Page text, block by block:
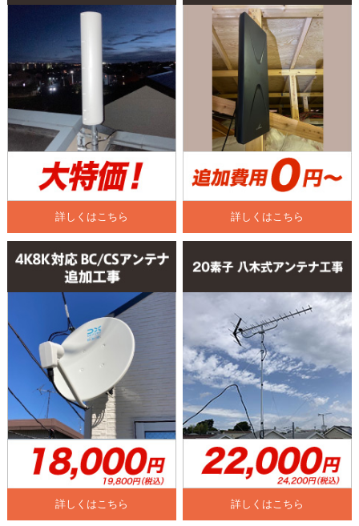
詳しくはこちら 詳しくはこちら
詳しくはこちら 詳しくはこちら